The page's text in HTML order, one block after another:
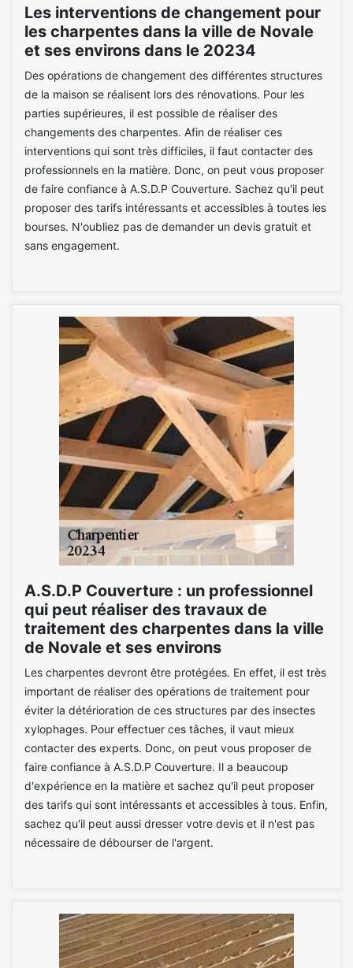
Les interventions de changement pour
les charpentes dans la ville de Novale
et ses environs dans le 20234
Des opérations de changement des différentes structures
de la maison se réalisent lors des rénovations. Pour les
parties supérieures, il est possible de réaliser des
changements des charpentes. Afin de réaliser ces
interventions qui sont très difficiles, il faut contacter des
professionnels en la matière. Donc, on peut vous proposer
de faire confiance à A.S.D.P Couverture. Sachez qu'il peut
proposer des tarifs intéressants et accessibles à toutes les
bourses. N'oubliez pas de demander un devis gratuit et
sans engagement.
A.S.D.P Couverture : un professionnel
qui peut réaliser des travaux de
traitement des charpentes dans la ville
de Novale et ses environs
Les charpentes devront être protégées. En effet, il est très
important de réaliser des opérations de traitement pour
éviter la détérioration de ces structures par des insectes
xylophages. Pour effectuer ces tâches, il vaut mieux
contacter des experts. Donc, on peut vous proposer de
faire confiance à A.S.D.P Couverture. Il a beaucoup
d'expérience en la matière et sachez qu'il peut proposer
des tarifs qui sont intéressants et accessibles à tous. Enfin,
sachez qu'il peut aussi dresser votre devis et il n'est pas
nécessaire de débourser de l'argent.